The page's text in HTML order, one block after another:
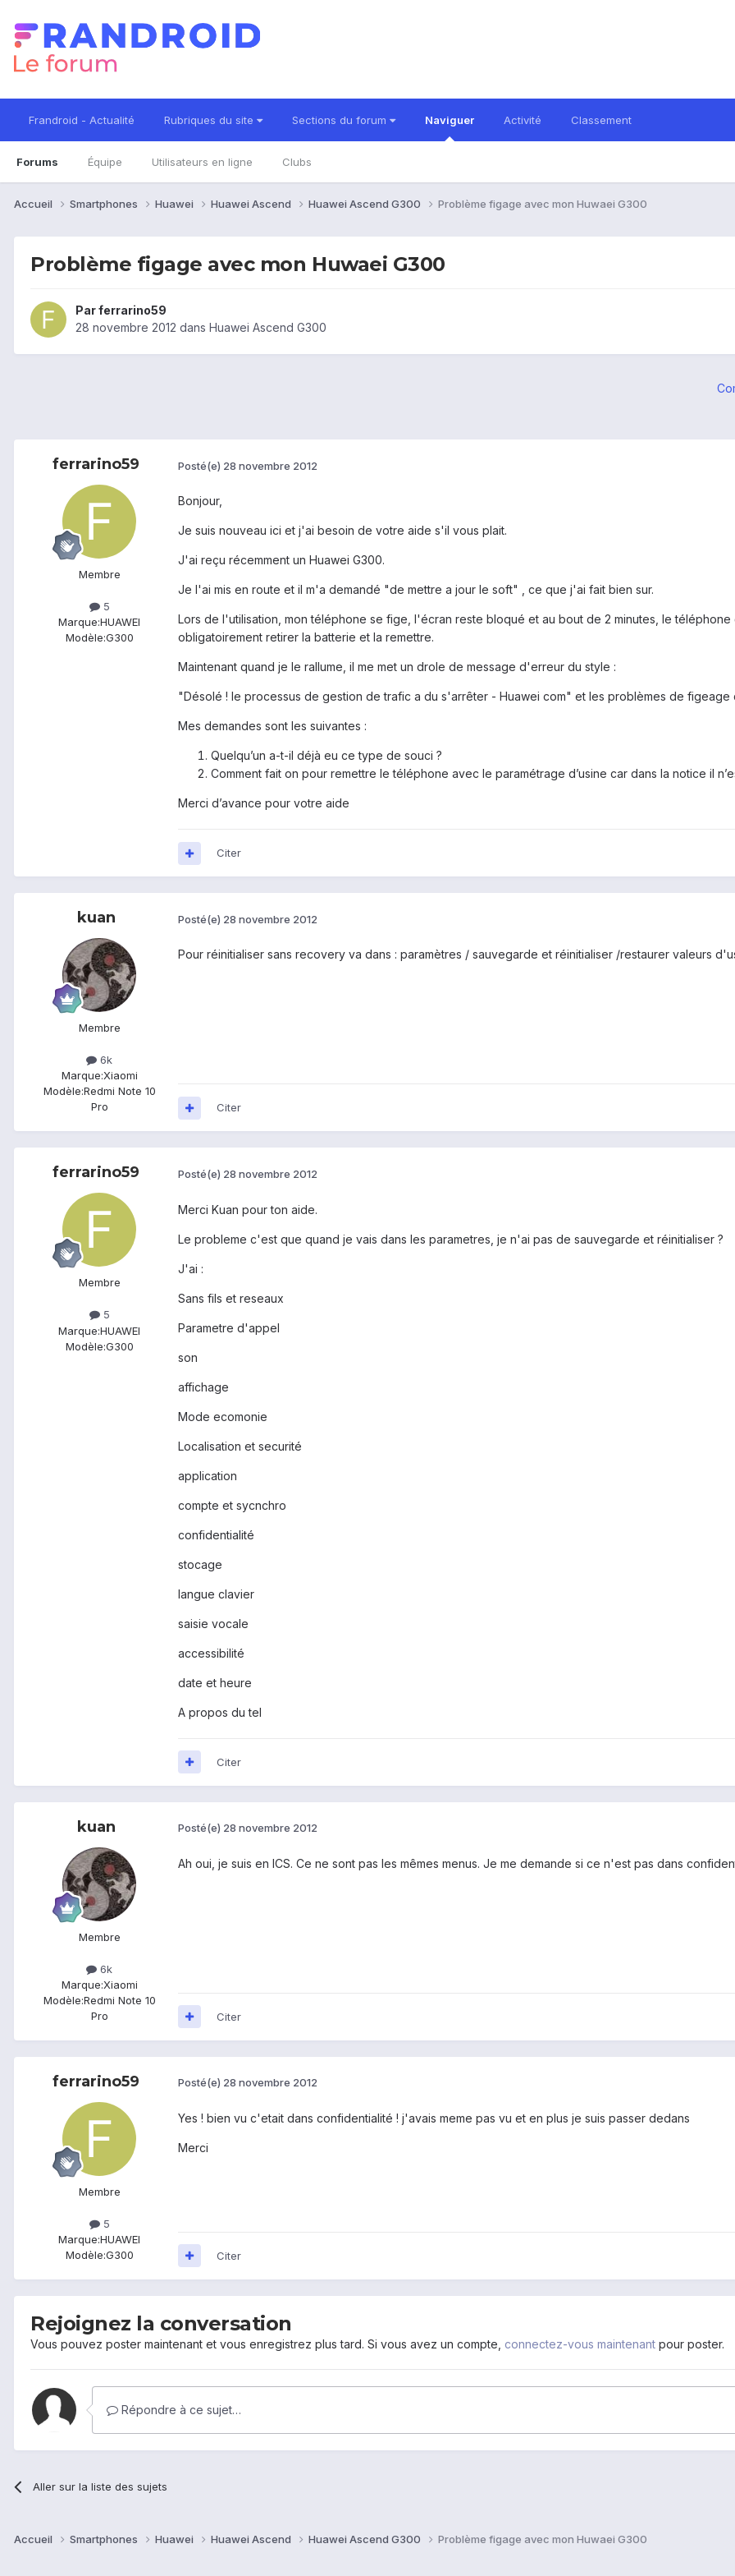
Frandroid - Actualité Rubriques du site Sections du forum Naviguer
Forums Équipe Utilisateurs en ligne Clubs
Activité Classement
Accueil Smartphones Huawei Huawei Ascend Huawei Ascend G300 Problème figage avec mon Huwaei G300
Problème figage avec mon Huwaei G300
Parferrarino59
28 novembre 2012 dans Huawei Ascend G300
ferrarino59
Membre
5
Marque:HUAWEI
Modèle:G300
Posté(e) 28 novembre 2012
Bonjour,
Je suis nouveau ici et j'ai besoin de votre aide s'il vous plait.
J'ai reçu récemment un Huawei G300.
Je l'ai mis en route et il m'a demandé "de mettre a jour le soft" , ce que j'ai fait bien sur.
Lors de l'utilisation, mon téléphone se fige, l'écran reste bloqué et au bout de 2 minutes, le
obligatoirement retirer la batterie et la remettre.
Maintenant quand je le rallume, il me met un drole de message d'erreur du style :
"Désolé ! le processus de gestion de trafic a du s'arrêter - Huawei com" et les problèmes de figeage
Mes demandes sont les suivantes :
Quelqu’un a-t-il déjà eu ce type de souci ?
Comment fait on pour remettre le téléphone avec le paramétrage d’usine car dans la notice il
Merci d’avance pour votre aide
Citer
kuan
Membre
6k
Marque:Xiaomi
Modèle:Redmi Note 10
Pro
Posté(e) 28 novembre 2012
Pour réinitialiser sans recovery va dans : paramètres / sauvegarde et réinitialiser /restaurer valeurs
Citer
ferrarino59
Membre
5
Marque:HUAWEI
Modèle:G300
Posté(e) 28 novembre 2012
Merci Kuan pour ton aide.
Le probleme c'est que quand je vais dans les parametres, je n'ai pas de sauvegarde et réinitialiser ?
J'ai :
Sans fils et reseaux
Parametre d'appel
son
affichage
Mode ecomonie
Localisation et securité
application
compte et sycnchro
confidentialité
stocage
langue clavier
saisie vocale
accessibilité
date et heure
A propos du tel
Citer
kuan
Membre
6k
Marque:Xiaomi
Modèle:Redmi Note 10
Pro
Posté(e) 28 novembre 2012
Ah oui, je suis en ICS. Ce ne sont pas les mêmes menus. Je me demande si ce n'est pas dans
Citer
ferrarino59
Membre
5
Marque:HUAWEI
Modèle:G300
Posté(e) 28 novembre 2012
Yes ! bien vu c'etait dans confidentialité ! j'avais meme pas vu et en plus je suis passer dedans
Merci
Citer
Rejoignez la conversation
Vous pouvez poster maintenant et vous enregistrez plus tard. Si vous avez un compte, connectez-vous maintenant pour poster.
Répondre à ce sujet…
Aller sur la liste des sujets
Accueil Smartphones Huawei Huawei Ascend Huawei Ascend G300 Problème figage avec mon Huwaei G300